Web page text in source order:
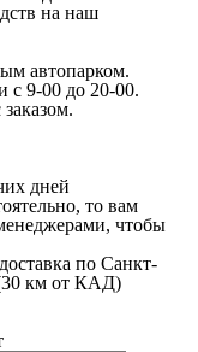
на наш
автопарком.
с 9-00 до 20-00.
дней
то вам
чтобы
по Санкт-
км от КАД)